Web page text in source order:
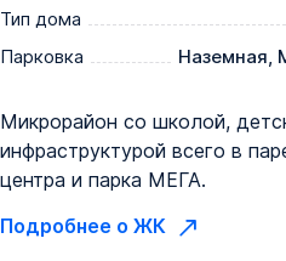
Тип дома
Парковка
Наземная,
Микрорайон со школой,
инфраструктурой всего в
центра и парка МЕГА.
Подробнее о ЖК